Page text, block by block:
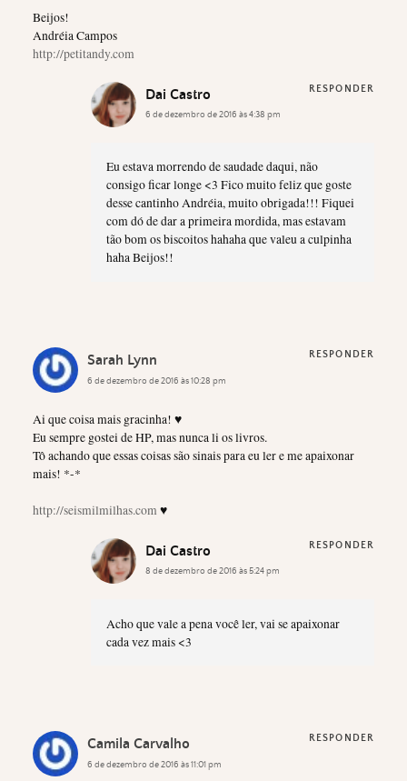
Beijos!
Andréia Campos
http://petitandy.com
Dai Castro
6 de dezembro de 2016 às 4:38 pm
Eu estava morrendo de saudade daqui, não
consigo ficar longe <3 Fico muito feliz que goste
desse cantinho Andréia, muito obrigada!!! Fiquei
com dó de dar a primeira mordida, mas estavam
tão bom os biscoitos hahaha que valeu a culpinha
haha Beijos!!
RESPONDER
Sarah Lynn
6 de dezembro de 2016 às 10:28 pm
Ai que coisa mais gracinha! ♥
Eu sempre gostei de HP, mas nunca li os livros.
Tô achando que essas coisas são sinais para eu ler e me apaixonar
mais! *-*
http://seismilmilhas.com ♥
RESPONDER
Dai Castro
8 de dezembro de 2016 às 5:24 pm
Acho que vale a pena você ler, vai se apaixonar
cada vez mais <3
RESPONDER
Camila Carvalho
6 de dezembro de 2016 às 11:01 pm
RESPONDER